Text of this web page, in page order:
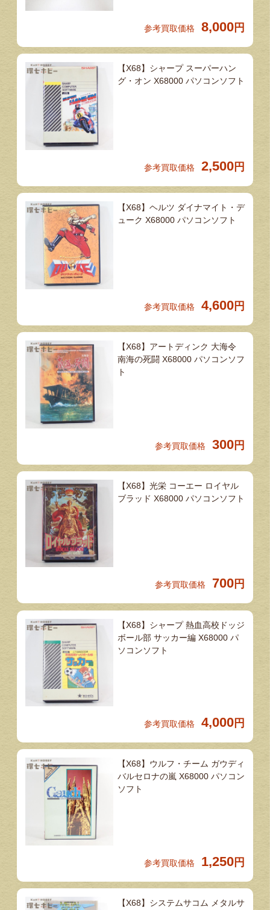
参考買取価格 8,000 円
【X68】シャープ スーパーハン
グ・オン X68000 パソコンソフト
参考買取価格 2,500 円
【X68】ヘルツ ダイナマイト・デ
ューク X68000 パソコンソフト
参考買取価格 4,600 円
【X68】アートディンク 大海令
南海の死闘 X68000 パソコンソフ
ト
参考買取価格 300 円
【X68】光栄 コーエー ロイヤル
ブラッド X68000 パソコンソフト
参考買取価格 700 円
【X68】シャープ 熱血高校ドッジ
ボール部 サッカー編 X68000 パ
ソコンソフト
参考買取価格 4,000 円
【X68】ウルフ・チーム ガウディ
バルセロナの嵐 X68000 パソコン
ソフト
参考買取価格 1,250 円
【X68】システムサコム メタルサ